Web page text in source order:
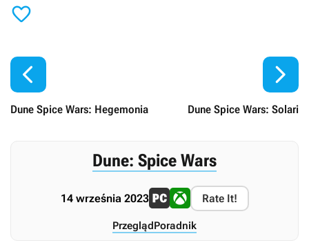


Dune Spice Wars: Hegemonia Dune Spice Wars: Solari

Dune: Spice Wars
14 września 2023 Rate It!
PrzeglądPoradnik